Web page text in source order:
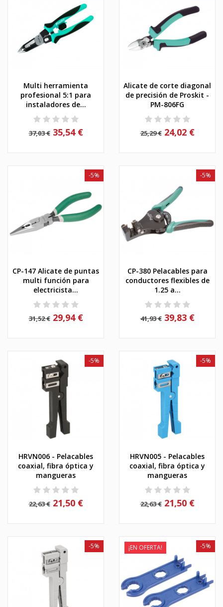
Multi herramienta
profesional 5:1 para
instaladores de...
37,03 € 35,54 €
Alicate de corte diagonal
de precisión de Proskit -
PM-806FG
25,29 € 24,02 €
CP-147 Alicate de puntas
multi función para
electricista...
31,52 €
-5%
29,94 €
CP-380 Pelacables para
conductores flexibles de
1.25 a...
41,93 €
-5%
39,83 €
HRVN006 - Pelacables
coaxial, fibra óptica y
mangueras
22,63 €
-5%
21,50 €
HRVN005 - Pelacables
coaxial, fibra óptica y
mangueras
22,63 €
-5%
21,50 €
-5% ¡EN OFERTA! -5%